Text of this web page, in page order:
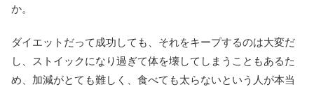
か。
ダイエットだって成功しても、それをキープするのは大変だ
し、ストイックになり過ぎて体を壊してしまうこともあるた
め、加減がとても難しく、食べても太らないという人が本当